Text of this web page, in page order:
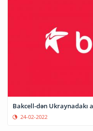
Bakcell-dən Ukraynadakı
24-02-2022